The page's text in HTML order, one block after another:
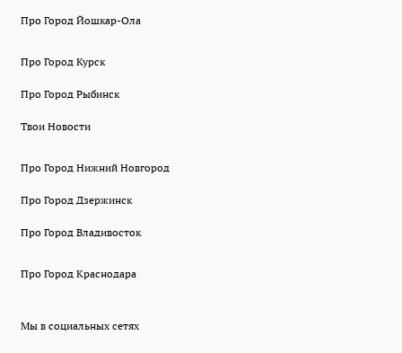
Про Город Йошкар-Ола
Про Город Курск
Про Город Рыбинск
Твои Новости
Про Город Нижний Новгород
Про Город Дзержинск
Про Город Владивосток
Про Город Краснодара
Мы в социальных сетях